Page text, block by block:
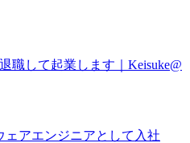
職して起業します｜Keisuke@
ェアエンジニアとして入社